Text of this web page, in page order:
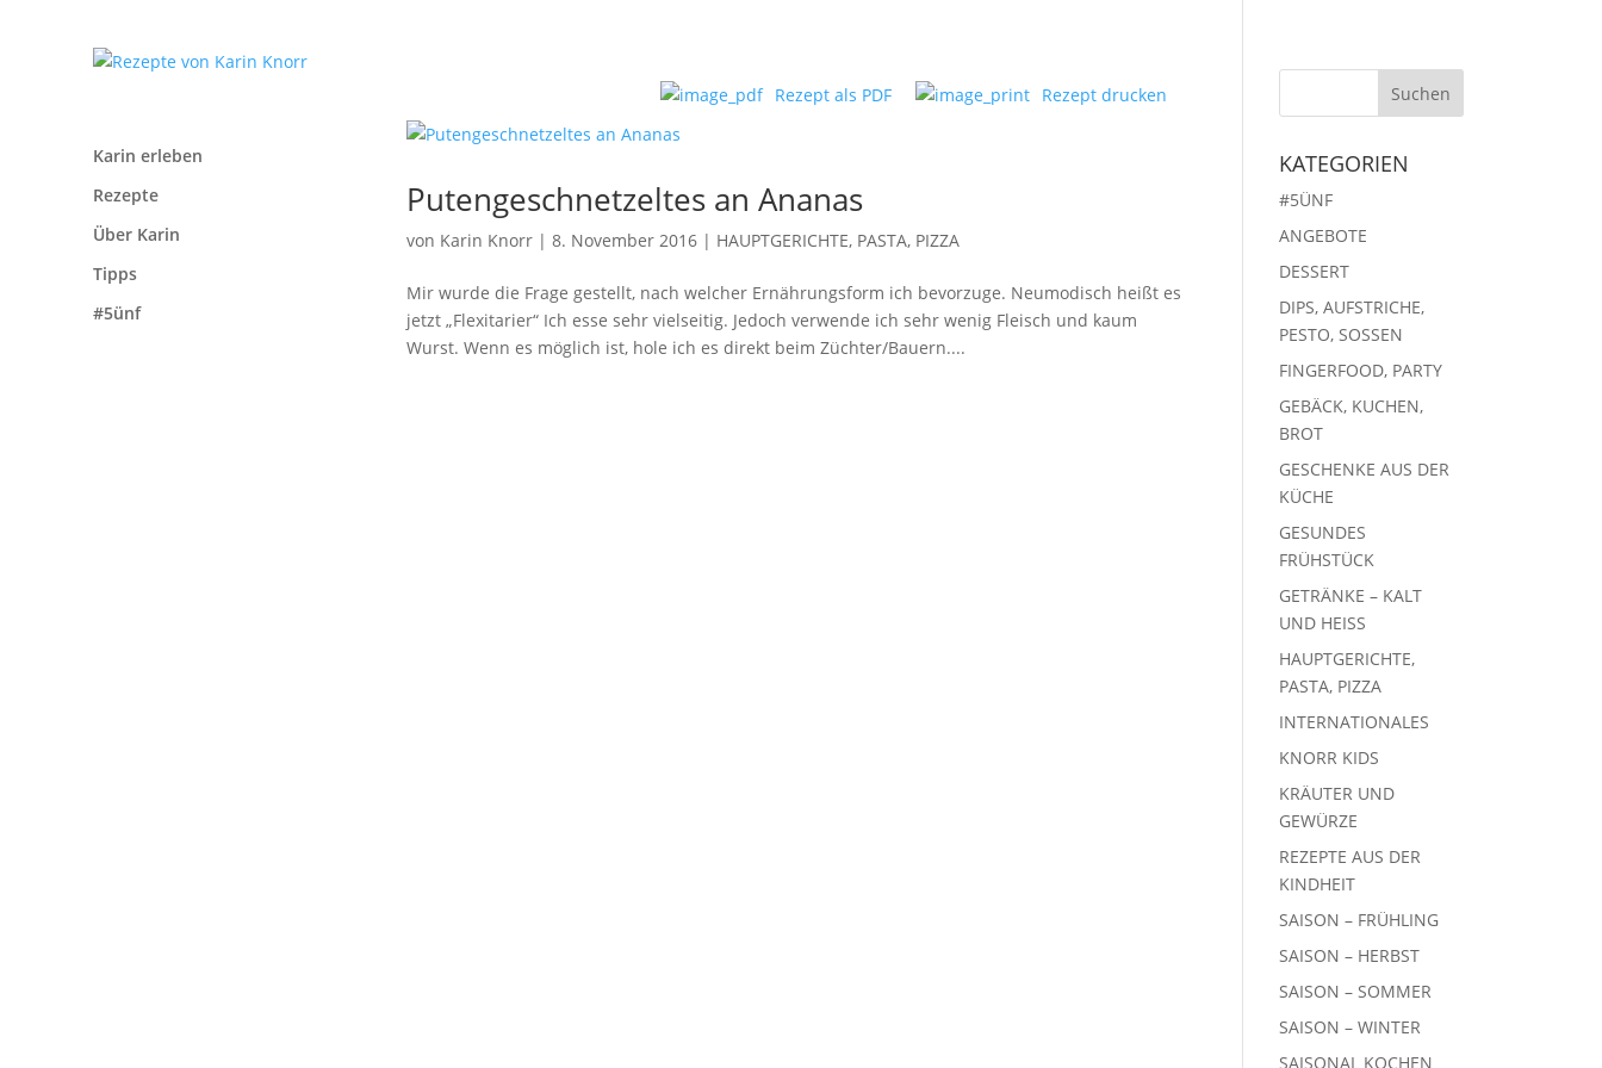
Karin erleben
Rezepte
Über Karin
Tipps
#5ünf
Rezept als PDF Rezept drucken
Putengeschnetzeltes an Ananas
von Karin Knorr |8. November 2016 | HAUPTGERICHTE, PASTA, PIZZA
Mir wurde die Frage gestellt, nach welcher Ernährungsform ich bevorzuge. Neumodisch heißt es
jetzt „Flexitarier“ Ich esse sehr vielseitig. Jedoch verwende ich sehr wenig Fleisch und kaum
Wurst. Wenn es möglich ist, hole ich es direkt beim Züchter/Bauern....
KATEGORIEN
#5ÜNF
ANGEBOTE
DESSERT
DIPS, AUFSTRICHE,
PESTO, SOSSEN
FINGERFOOD, PARTY
GEBÄCK, KUCHEN,
BROT
GESCHENKE AUS DER
KÜCHE
GESUNDES
FRÜHSTÜCK
GETRÄNKE – KALT
UND HEISS
HAUPTGERICHTE,
PASTA, PIZZA
INTERNATIONALES
KNORR KIDS
KRÄUTER UND
GEWÜRZE
REZEPTE AUS DER
KINDHEIT
SAISON – FRÜHLING
SAISON – HERBST
SAISON – SOMMER
SAISON – WINTER
SAISONAL KOCHEN